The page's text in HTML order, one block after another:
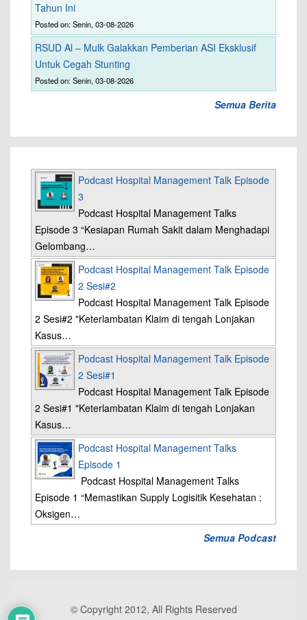
Tahun Ini
Posted on: Senin, 03-08-2026
RSUD Al – Mulk Galakkan Pemberian ASI Eksklusif
Untuk Cegah Stunting
Posted on: Senin, 03-08-2026
Semua Berita
Podcast Hospital Management Talk Episode
3
Podcast Hospital Management Talks
Episode 3 “Kesiapan Rumah Sakit dalam Menghadapi
Gelombang…
Podcast Hospital Management Talk Episode
2 Sesi#2
Podcast Hospital Management Talk Episode
2 Sesi#2 "Keterlambatan Klaim di tengah Lonjakan
Kasus…
Podcast Hospital Management Talk Episode
2 Sesi#1
Podcast Hospital Management Talk Episode
2 Sesi#1 "Keterlambatan Klaim di tengah Lonjakan
Kasus…
Podcast Hospital Management Talks
Episode 1
Podcast Hospital Management Talks
Episode 1 “Memastikan Supply Logisitik Kesehatan :
Oksigen…
Semua Podcast
© Copyright 2012, All Rights Reserved